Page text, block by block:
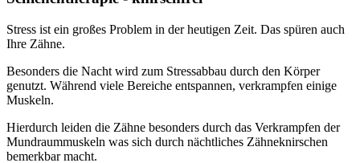
Stress ist ein großes Problem in der heutigen Zeit. Das spüren auch
Ihre Zähne.
Besonders die Nacht wird zum Stressabbau durch den Körper
genutzt. Während viele Bereiche entspannen, verkrampfen einige
Muskeln.
Hierdurch leiden die Zähne besonders durch das Verkrampfen der
Mundraummuskeln was sich durch nächtliches Zähneknirschen
bemerkbar macht.